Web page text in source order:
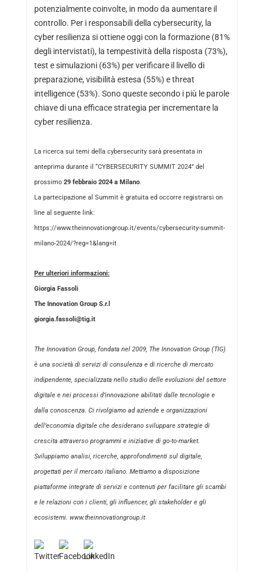
potenzialmente coinvolte, in modo da aumentare il
controllo. Per i responsabili della cybersecurity, la
cyber resilienza si ottiene oggi con la formazione (81%
degli intervistati), la tempestività della risposta (73%),
test e simulazioni (63%) per verificare il livello di
preparazione, visibilità estesa (55%) e threat
intelligence (53%). Sono queste secondo i più le parole
chiave di una efficace strategia per incrementare la
cyber resilienza.
La ricerca sui temi della cybersecurity sarà presentata in
anteprima durante il “CYBERSECURITY SUMMIT 2024” del
prossimo 29 febbraio 2024 a Milano.
La partecipazione al Summit è gratuita ed occorre registrarsi on
line al seguente link:
https://www.theinnovationgroup.it/events/cybersecurity-summit-
milano-2024/?reg=1&lang=it
Per ulteriori informazioni:
Giorgia Fassoli
The Innovation Group S.r.l
giorgia.fassoli@tig.it
The Innovation Group, fondata nel 2009, The Innovation Group (TIG)
è una società di servizi di consulenza e di ricerche di mercato
indipendente, specializzata nello studio delle evoluzioni del settore
digitale e nei processi d’innovazione abilitati dalle tecnologie e
dalla conoscenza. Ci rivolgiamo ad aziende e organizzazioni
dell’economia digitale che desiderano sviluppare strategie di
crescita attraverso programmi e iniziative di go-to-market.
Sviluppiamo analisi, ricerche, approfondimenti sul digitale,
progettati per il mercato italiano. Mettiamo a disposizione
piattaforme integrate di servizi e contenuti per facilitare gli scambi
e le relazioni con i clienti, gli influencer, gli stakeholder e gli
ecosistemi. www.theinnovationgroup.it